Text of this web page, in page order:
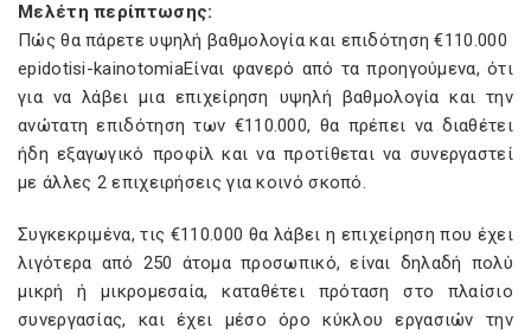
Μελέτη περίπτωσης:
Πώς θα πάρετε υψηλή βαθμολογία και επιδότηση €110.000
epidotisi-kainotomiaΕίναι φανερό από τα προηγούμενα, ότι
για να λάβει μια επιχείρηση υψηλή βαθμολογία και την
ανώτατη επιδότηση των €110.000, θα πρέπει να διαθέτει
ήδη εξαγωγικό προφίλ και να προτίθεται να συνεργαστεί
με άλλες 2 επιχειρήσεις για κοινό σκοπό.
Συγκεκριμένα, τις €110.000 θα λάβει η επιχείρηση που έχει
λιγότερα από 250 άτομα προσωπικό, είναι δηλαδή πολύ
μικρή ή μικρομεσαία, καταθέτει πρόταση στο πλαίσιο
συνεργασίας, και έχει μέσο όρο κύκλου εργασιών την